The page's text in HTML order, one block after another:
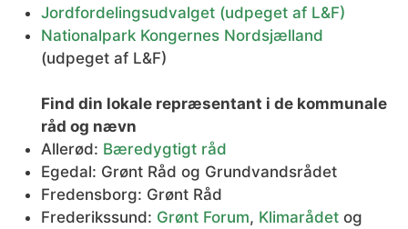
Jordfordelingsudvalget (udpeget af L&F)
Nationalpark Kongernes Nordsjælland
(udpeget af L&F)
Find din lokale repræsentant i de kommunale
råd og nævn
Allerød: Bæredygtigt råd
Egedal: Grønt Råd og Grundvandsrådet
Fredensborg: Grønt Råd
Frederikssund: Grønt Forum, Klimarådet og